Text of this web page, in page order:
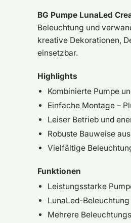
BG Pumpe LunaLed
Beleuchtung und
kreative Dekorationen,
einsetzbar.
Highlights
Kombinierte Pumpe
Einfache Montage –
Leiser Betrieb und
Robuste Bauweise
Vielfältige
Funktionen
Leistungsstarke
LunaLed-
Mehrere